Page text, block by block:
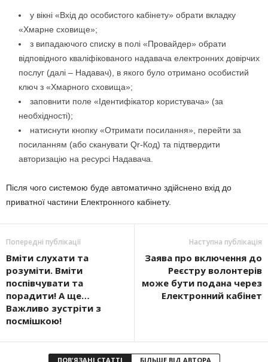
у вікні «Вхід до особистого кабінету» обрати вкладку
«Хмарне сховище»;
з випадаючого списку в полі «Провайдер» обрати
відповідного кваліфікованого надавача електронних довірчих
послуг (далі – Надавач), в якого було отримано особистий
ключ з «Хмарного сховища»;
заповнити поле «Ідентифікатор користувача» (за
необхідності);
натиснути кнопку «Отримати посилання», перейти за
посиланням (або сканувати Qr-Код) та підтвердити
авторизацію на ресурсі Надавача.
Після чого системою буде автоматично здійснено вхід до
приватної частини Електронного кабінету.
Попередні публікації
Вміти слухати та
розуміти. Вміти
поспівчувати та
порадити! А ще…
Важливо зустріти з
посмішкою!
Наступна публікація
Заява про включення до
Реєстру волонтерів
може бути подана через
Електронний кабінет
ПОВ'ЯЗАНІ СТАТТІ БІЛЬШЕ ВІД АВТОРА